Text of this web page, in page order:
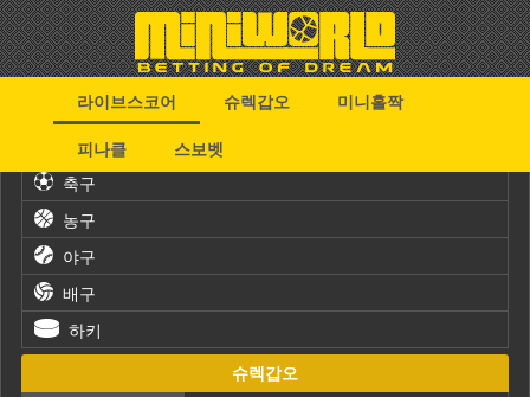
라이브스코어 슈렉갑오
미니홀짝
피나클
스보벳
축구
농구
야구
배구
하키
슈렉갑오